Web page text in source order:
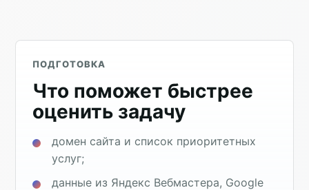
ПОДГОТОВКА
Что поможет быстрее
оценить задачу
домен сайта и список приоритетных
услуг;
данные из Яндекс Вебмастера, Google